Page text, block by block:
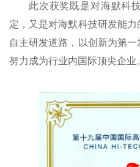
此次获奖既是对海默科
定，又是对海默科技研发能
自主研发道路，以创新为第
努力成为行业内国际顶尖企业